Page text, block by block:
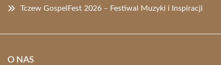
Tczew GospelFest 2026 – Festiwal Muzyki i Inspiracji
O NAS